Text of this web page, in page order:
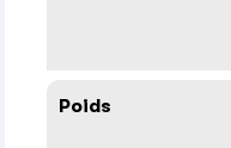
Poids